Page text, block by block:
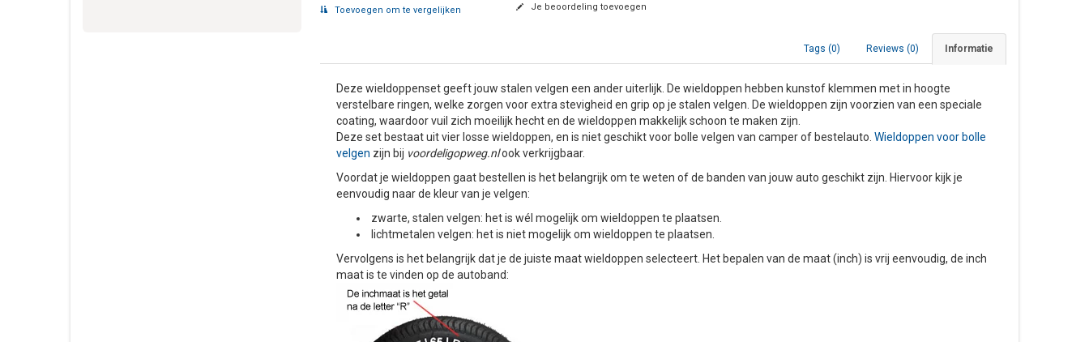
Toevoegen om te vergelijken Je beoordeling toevoegen
Informatie
Reviews (0)
Tags (0)
Deze wieldoppenset geeft jouw stalen velgen een ander uiterlijk. De wieldoppen hebben kunstof klemmen met in hoogte
verstelbare ringen, welke zorgen voor extra stevigheid en grip op je stalen velgen. De wieldoppen zijn voorzien van een speciale
coating, waardoor vuil zich moeilijk hecht en de wieldoppen makkelijk schoon te maken zijn.
Deze set bestaat uit vier losse wieldoppen, en is niet geschikt voor bolle velgen van camper of bestelauto. Wieldoppen voor bolle
velgen zijn bij voordeligopweg.nlook verkrijgbaar.
Voordat je wieldoppen gaat bestellen is het belangrijk om te weten of de banden van jouw auto geschikt zijn. Hiervoor kijk je
eenvoudig naar de kleur van je velgen:
zwarte, stalen velgen: het is wél mogelijk om wieldoppen te plaatsen.
lichtmetalen velgen: het is niet mogelijk om wieldoppen te plaatsen.
Vervolgens is het belangrijk dat je de juiste maat wieldoppen selecteert. Het bepalen van de maat (inch) is vrij eenvoudig, de inch
maat is te vinden op de autoband: